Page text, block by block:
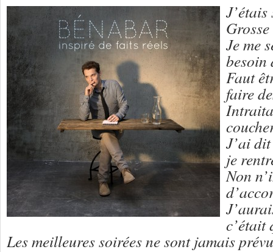
J’étais
Je me
besoin
Faut
faire
J’ai
je
Non
c’était
Les meilleures soirées ne sont jamais